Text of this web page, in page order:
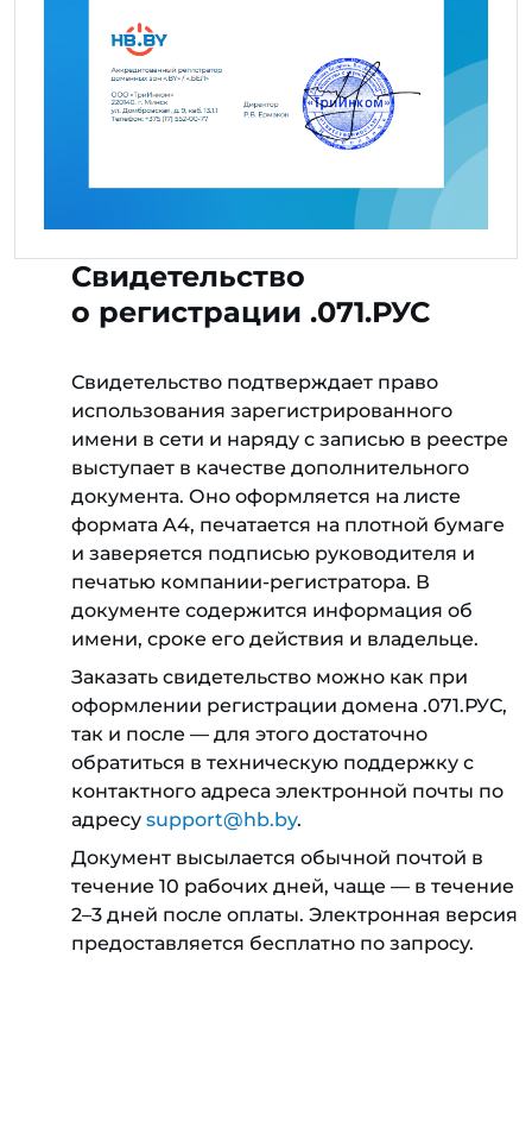
Свидетельство
о регистрации .071.РУС
Свидетельство подтверждает право
использования зарегистрированного
имени в сети и наряду с записью в реестре
выступает в качестве дополнительного
документа. Оно оформляется на листе
формата A4, печатается на плотной бумаге
и заверяется подписью руководителя и
печатью компании-регистратора. В
документе содержится информация об
имени, сроке его действия и владельце.
Заказать свидетельство можно как при
оформлении регистрации домена .071.РУС,
так и после — для этого достаточно
обратиться в техническую поддержку с
контактного адреса электронной почты по
адресу support@hb.by.
Документ высылается обычной почтой в
течение 10 рабочих дней, чаще — в течение
2–3 дней после оплаты. Электронная версия
предоставляется бесплатно по запросу.